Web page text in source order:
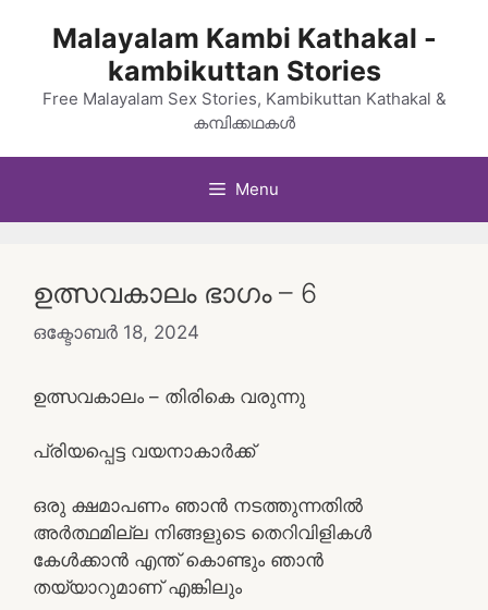
Malayalam Kambi Kathakal -
kambikuttan Stories
Free Malayalam Sex Stories, Kambikuttan Kathakal &
കമ്പിക്കഥകൾ
Menu
ഉത്സവകാലം ഭാഗം – 6
ഒക്ടോബർ 18, 2024
ഉത്സവകാലം – തിരികെ വരുന്നു
പ്രിയപ്പെട്ട വയനാകാർക്ക്
ഒരു ക്ഷമാപണം ഞാൻ നടത്തുന്നതിൽ
അർത്ഥമില്ല നിങ്ങളുടെ തെറിവിളികൾ
കേൾക്കാൻ എന്ത് കൊണ്ടും ഞാൻ
തയ്യാറുമാണ് എങ്കിലും